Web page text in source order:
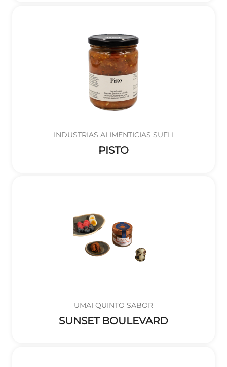
INDUSTRIAS ALIMENTICIAS SUFLI
PISTO
UMAI QUINTO SABOR
SUNSET BOULEVARD